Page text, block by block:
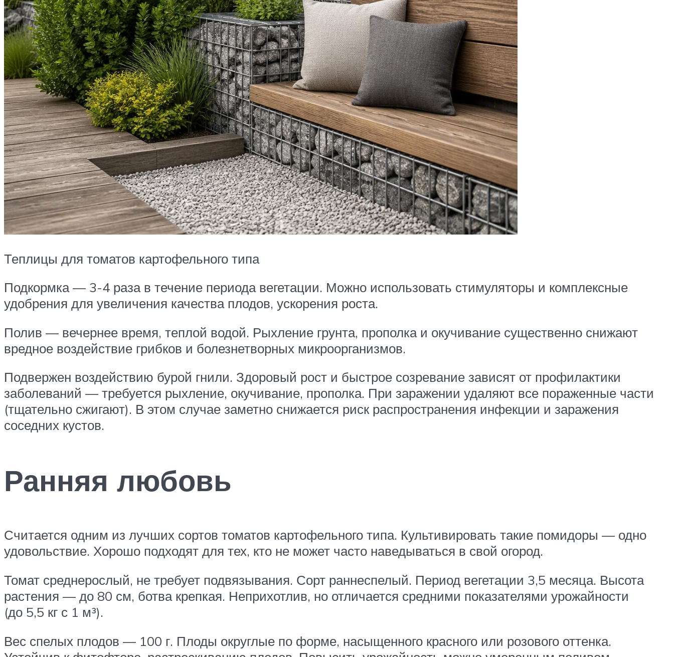
Теплицы для томатов картофельного типа
Подкормка — 3-4 раза в течение периода вегетации. Можно использовать стимуляторы и комплексные
удобрения для увеличения качества плодов, ускорения роста.
Полив — вечернее время, теплой водой. Рыхление грунта, прополка и окучивание существенно снижают
вредное воздействие грибков и болезнетворных микроорганизмов.
Подвержен воздействию бурой гнили. Здоровый рост и быстрое созревание зависят от профилактики
заболеваний — требуется рыхление, окучивание, прополка. При заражении удаляют все пораженные части
(тщательно сжигают). В этом случае заметно снижается риск распространения инфекции и заражения
соседних кустов.
Ранняя любовь
Считается одним из лучших сортов томатов картофельного типа. Культивировать такие помидоры — одно
удовольствие. Хорошо подходят для тех, кто не может часто наведываться в свой огород.
Томат среднерослый, не требует подвязывания. Сорт раннеспелый. Период вегетации 3,5 месяца. Высота
растения — до 80 см, ботва крепкая. Неприхотлив, но отличается средними показателями урожайности
(до 5,5 кг с 1 м³).
Вес спелых плодов — 100 г. Плоды округлые по форме, насыщенного красного или розового оттенка.